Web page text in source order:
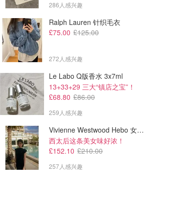
286人感兴趣
Ralph Lauren 针织毛衣
£75.00 £125.00
272人感兴趣
Le Labo Q版香水 3x7ml
13+33+29 三大“镇店之宝”！
£68.80 £86.00
259人感兴趣
Vivienne Westwood Hebo 女士迷你连衣裙
西太后这条美女味好浓！
£152.10 £210.00
257人感兴趣